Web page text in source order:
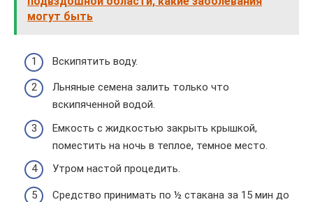
могут быть
Вскипятить воду.
Льняные семена залить только что
вскипяченной водой.
Емкость с жидкостью закрыть крышкой,
поместить на ночь в теплое, темное место.
Утром настой процедить.
Средство принимать по ½ стакана за 15 мин до